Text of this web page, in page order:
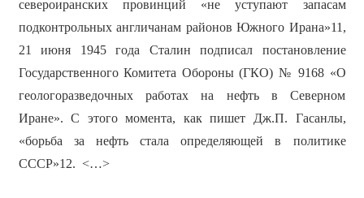
североиранских провинций «не уступают запасам
подконтрольных англичанам районов Южного Ирана»11,
21 июня 1945 года Сталин подписал постановление
Государственного Комитета Обороны (ГКО) № 9168 «О
геологоразведочных работах на нефть в Северном
Иране». С этого момента, как пишет Дж.П. Гасанлы,
«борьба за нефть стала определяющей в политике
СССР»12. <…>